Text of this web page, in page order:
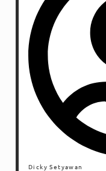
Dicky Setyawan